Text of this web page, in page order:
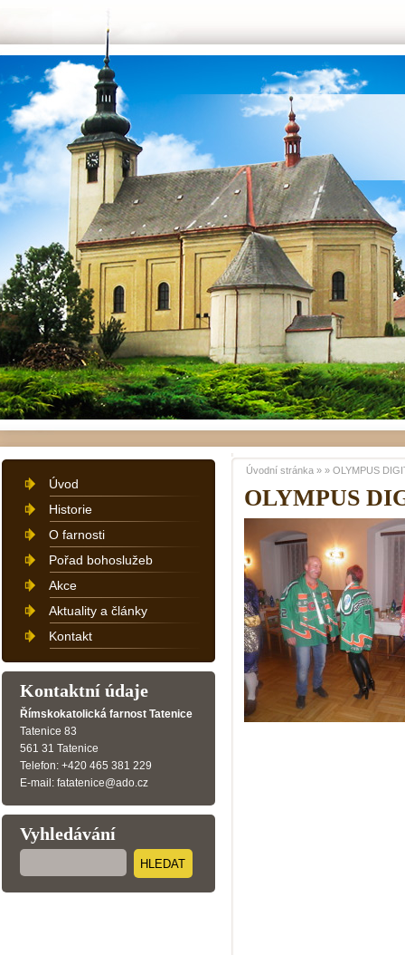
OLYMPUS
Úvodní stránka » » OLYMPUS
Úvod
Historie
O farnosti
Pořad bohoslužeb
Akce
Aktuality a články
Kontakt
Kontaktní údaje
Římskokatolická farnost Tatenice
Tatenice 83
561 31 Tatenice
Telefon: +420 465 381 229
E-mail: fatatenice@ado.cz
Vyhledávání
HLEDAT